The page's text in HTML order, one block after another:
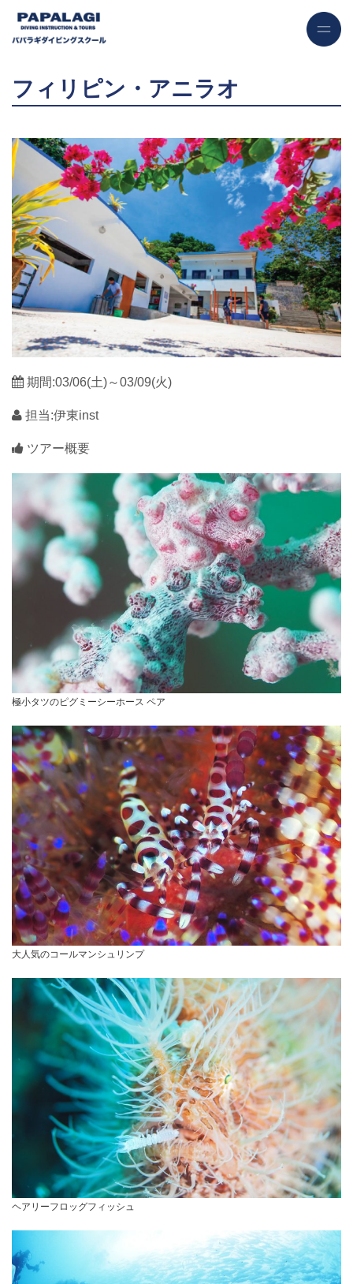
フィリピン・アニラオ
期間:03/06(土)～03/09(火)
担当:伊東inst
ツアー概要
極小タツのピグミーシーホース ペア
大人気のコールマンシュリンプ
ヘアリーフロッグフィッシュ